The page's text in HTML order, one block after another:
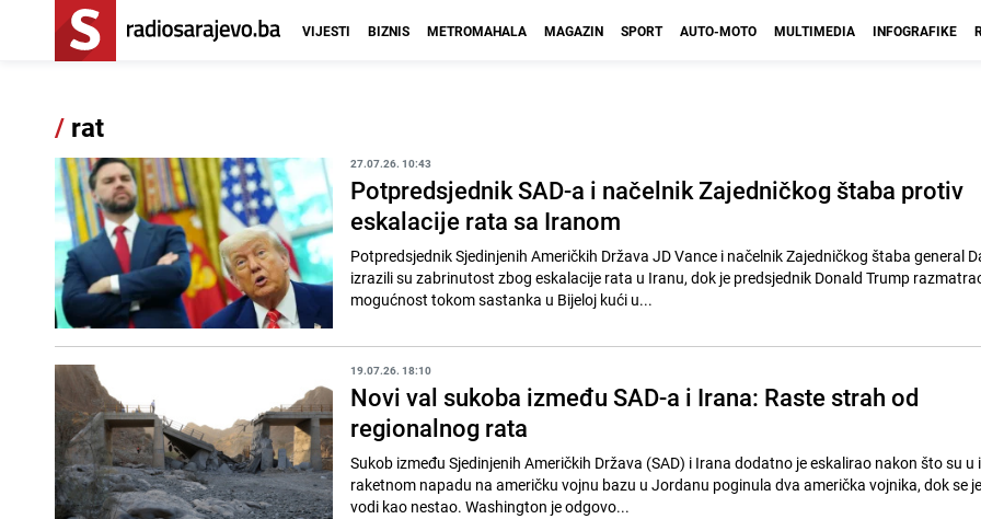
VIJESTI BIZNIS METROMAHALA MAGAZIN SPORT AUTO-MOTO MULTIMEDIA INFOGRAFIKE
/ rat
27.07.26. 10:43
Potpredsjednik SAD-a i načelnik Zajedničkog štaba protiv
eskalacije rata sa Iranom
Potpredsjednik Sjedinjenih Američkih Država JD Vance i načelnik Zajedničkog štaba general
izrazili su zabrinutost zbog eskalacije rata u Iranu, dok je predsjednik Donald Trump
mogućnost tokom sastanka u Bijeloj kući u...
19.07.26. 18:10
Novi val sukoba između SAD-a i Irana: Raste strah od
regionalnog rata
Sukob između Sjedinjenih Američkih Država (SAD) i Irana dodatno je eskalirao nakon što su u
raketnom napadu na američku vojnu bazu u Jordanu poginula dva američka vojnika, dok se
vodi kao nestao. Washington je odgovo...